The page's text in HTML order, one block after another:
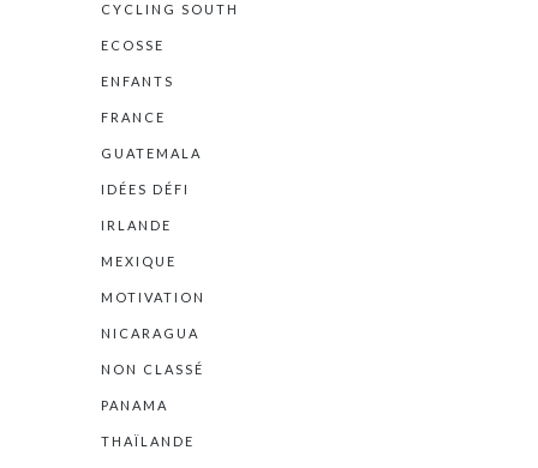
CYCLING SOUTH
ECOSSE
ENFANTS
FRANCE
GUATEMALA
IDÉES DÉFI
IRLANDE
MEXIQUE
MOTIVATION
NICARAGUA
NON CLASSÉ
PANAMA
THAÏLANDE